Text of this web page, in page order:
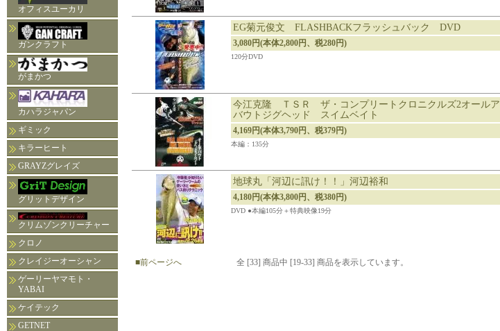
オフィスユーカリ
ガンクラフト
がまかつ
カハラジャパン
ギミック
キラーヒート
GRAYZグレイズ
グリットデザイン
クリムゾンクリーチャー
クロノ
クレイジーオーシャン
ゲーリーヤマモト・
YABAI
ケイテック
GETNET
EG菊元俊文 FLASHBACKフラッシュバック DVD
3,080円(本体2,800円、税280円)
120分DVD
今江克隆 ＴＳＲ ザ・コンプリートクロニクルズ2オールア
バウトジグヘッド スイムベイト
4,169円(本体3,790円、税379円)
本編：135分
地球丸「河辺に訊け！！」河辺裕和
4,180円(本体3,800円、税380円)
DVD ●本編105分＋特典映像19分
■前ページへ 全 [33] 商品中 [19-33] 商品を表示しています。